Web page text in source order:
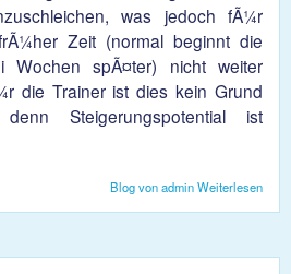
was jedoch fÃ¼r
Zeit (normal beginnt die
Wochen spÃ¤ter) nicht weiter
die Trainer ist dies kein Grund
Steigerungspotential ist
Weiterlesen
Blog von admin